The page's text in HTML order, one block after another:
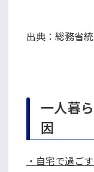
出典：総務省
一人暮
因
・自宅で過ご